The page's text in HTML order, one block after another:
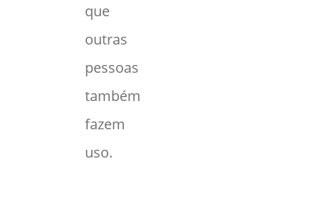
que
outras
pessoas
também
fazem
uso.